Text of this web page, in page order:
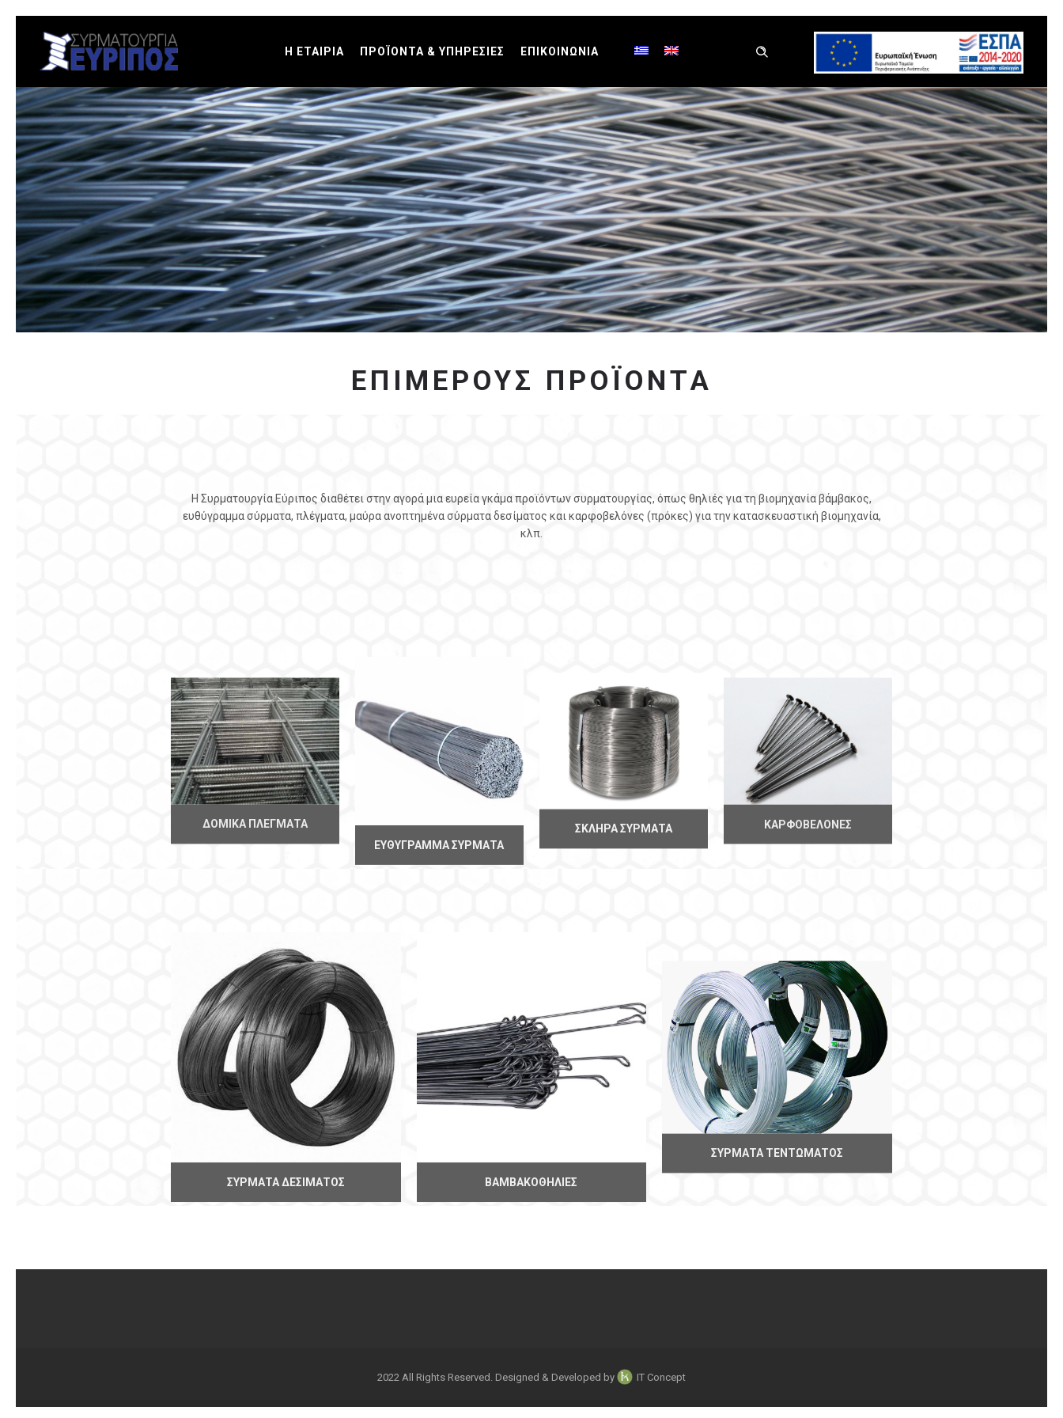
Η ΕΤΑΙΡΙΑ ΠΡΟΪΟΝΤΑ & ΥΠΗΡΕΣΙΕΣ ΕΠΙΚΟΙΝΩΝΙΑ
ΕΠΙΜΕΡΟΥΣ ΠΡΟΪΟΝΤΑ
Η Συρματουργία Εύριπος διαθέτει στην αγορά μια ευρεία γκάμα προϊόντων συρματουργίας, όπως θηλιές για τη βιομηχανία βάμβακος,
ευθύγραμμα σύρματα, πλέγματα, μαύρα ανοπτημένα σύρματα δεσίματος και καρφοβελόνες (πρόκες) για την κατασκευαστική βιομηχανία,
κλπ.
ΔΟΜΙΚΆ ΠΛΈΓΜΑΤΑ
ΕΥΘΎΓΡΑΜΜΑ ΣΎΡΜΑΤΑ
ΣΚΛΗΡΆ ΣΎΡΜΑΤΑ ΚΑΡΦΟΒΕΛΌΝΕΣ
ΣΎΡΜΑΤΑ ΔΕΣΊΜΑΤΟΣ ΒΑΜΒΑΚΟΘΗΛΙΈΣ
ΣΎΡΜΑΤΑ ΤΕΝΤΏΜΑΤΟΣ
2022 All Rights Reserved. Designed & Developed by IT Concept